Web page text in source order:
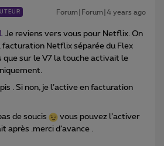
Forum|Forum|4 years ago
Je reviens vers vous pour Netflix. On
Netflix séparée du Flex
que sur le V7 la touche activait le
. Si non, je l’active en facturation
de soucis
vous pouvez l’activer
après .merci d’avance .